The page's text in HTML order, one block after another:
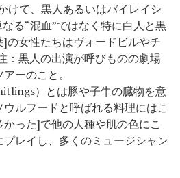
けて、黒人あるいはバイレイシ
る“混血”ではなく特に白人と黒
の女性たちはヴォードビルやチ
：黒人の出演が呼びものの劇場
ーのこと。
）とは豚や子牛の臓物を意
ルフードと呼ばれる料理にはこ
った]で他の人種や肌の色にこ
レイし、多くのミュージシャン